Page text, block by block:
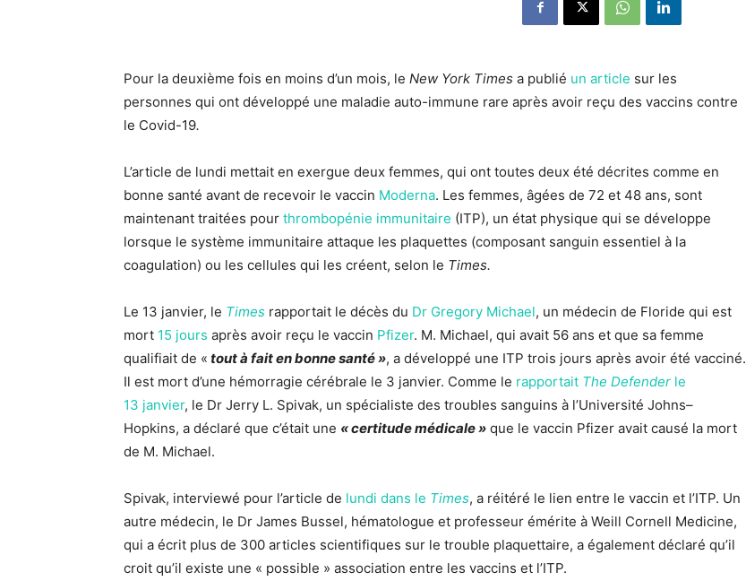
Pour la deuxième fois en moins d’un mois, le New York Times a publié un article sur les
personnes qui ont développé une maladie auto-immune rare après avoir reçu des vaccins contre
le Covid-19.
L’article de lundi mettait en exergue deux femmes, qui ont toutes deux été décrites comme en
bonne santé avant de recevoir le vaccin Moderna. Les femmes, âgées de 72 et 48 ans, sont
maintenant traitées pour thrombopénie immunitaire (ITP), un état physique qui se développe
lorsque le système immunitaire attaque les plaquettes (composant sanguin essentiel à la
coagulation) ou les cellules qui les créent, selon le Times.
Le 13 janvier, le Times rapportait le décès du Dr Gregory Michael, un médecin de Floride qui est
mort 15 jours après avoir reçu le vaccin Pfizer. M. Michael, qui avait 56 ans et que sa femme
qualifiait de « tout à fait en bonne santé », a développé une ITP trois jours après avoir été vacciné.
Il est mort d’une hémorragie cérébrale le 3 janvier. Comme le rapportait The Defender le
13 janvier, le Dr Jerry L. Spivak, un spécialiste des troubles sanguins à l’Université Johns–
Hopkins, a déclaré que c’était une « certitude médicale » que le vaccin Pfizer avait causé la mort
de M. Michael.
Spivak, interviewé pour l’article de lundi dans le Times, a réitéré le lien entre le vaccin et l’ITP. Un
autre médecin, le Dr James Bussel, hématologue et professeur émérite à Weill Cornell Medicine,
qui a écrit plus de 300 articles scientifiques sur le trouble plaquettaire, a également déclaré qu’il
croit qu’il existe une « possible » association entre les vaccins et l’ITP.